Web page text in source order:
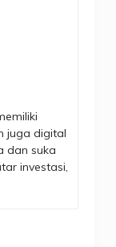
juga digital
dan suka
investasi,